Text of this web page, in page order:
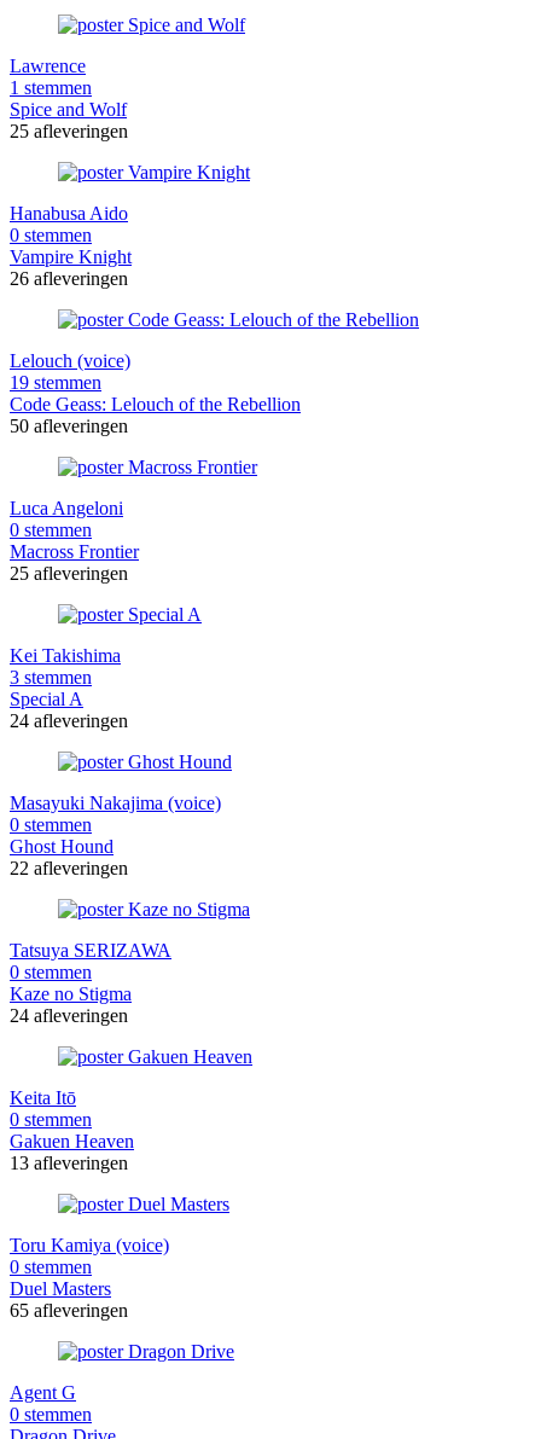
Lawrence
1 stemmen
Spice and Wolf
25 afleveringen
Hanabusa Aido
0 stemmen
Vampire Knight
26 afleveringen
Lelouch (voice)
19 stemmen
Code Geass: Lelouch of the Rebellion
50 afleveringen
Luca Angeloni
0 stemmen
Macross Frontier
25 afleveringen
Kei Takishima
3 stemmen
Special A
24 afleveringen
Masayuki Nakajima (voice)
0 stemmen
Ghost Hound
22 afleveringen
Tatsuya SERIZAWA
0 stemmen
Kaze no Stigma
24 afleveringen
Keita Itō
0 stemmen
Gakuen Heaven
13 afleveringen
Toru Kamiya (voice)
0 stemmen
Duel Masters
65 afleveringen
Agent G
0 stemmen